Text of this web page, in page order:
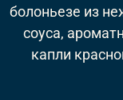
болоньезе из
соуса,
капли